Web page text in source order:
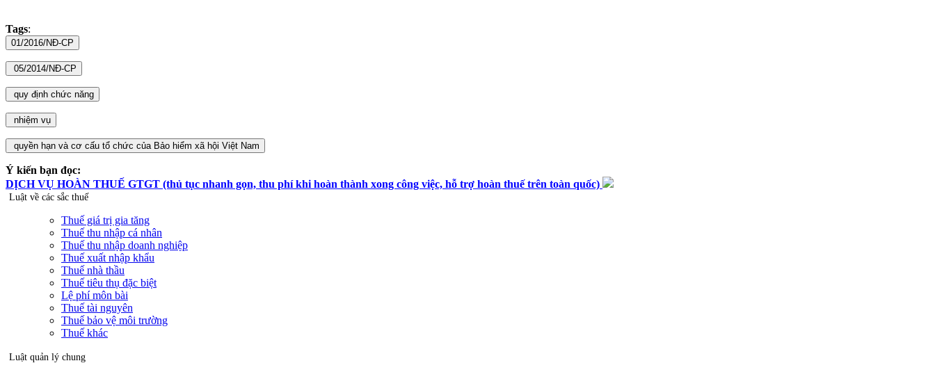
Tags:
Ý kiến bạn đọc:
DỊCH VỤ HOÀN THUẾ GTGT (thủ tục nhanh gọn, thu phí khi hoàn thành xong công việc, hỗ trợ hoàn thuế trên toàn quốc)
Luật về các sắc thuế
Thuế giá trị gia tăng
Thuế thu nhập cá nhân
Thuế thu nhập doanh nghiệp
Thuế xuất nhập khẩu
Thuế nhà thầu
Thuế tiêu thụ đặc biệt
Lệ phí môn bài
Thuế tài nguyên
Thuế bảo vệ môi trường
Thuế khác
Luật quản lý chung